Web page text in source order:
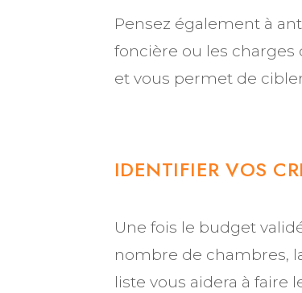
Pensez également à
foncière ou les charges
et vous permet de
IDENTIFIER VOS
Une fois le budget
nombre de chambres,
liste vous aidera à